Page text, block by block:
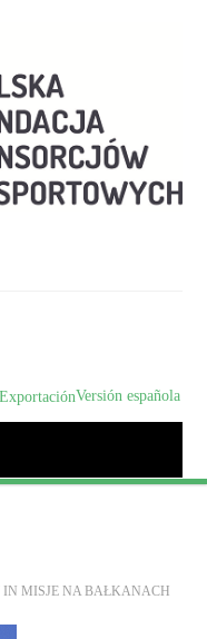
Versión española
IN MISJE NA BAŁKANACH